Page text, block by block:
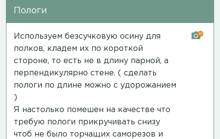
Пологи
Используем безсучковую осину для
полков, кладем их по короткой
стороне, то есть не в длину парной, а
перпендикулярно стене. ( сделать
пологи по длине можно с удорожанием
)
Я настолько помешен на качестве что
требую пологи прикручивать снизу
чтоб не было торчащих саморезов и
19